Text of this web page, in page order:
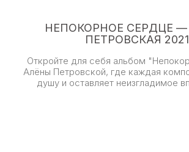
НЕПОКОРНОЕ СЕРДЦЕ —
ПЕТРОВСКАЯ 2021
Откройте для себя альбом
Алёны Петровской, где каждая
душу и оставляет неизгладимое